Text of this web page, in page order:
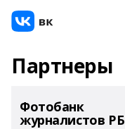
Партнеры
Фотобанк
журналистов РБ